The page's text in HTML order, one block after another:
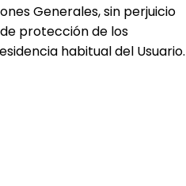
Generales, sin perjuicio
protección de los
habitual del Usuario.